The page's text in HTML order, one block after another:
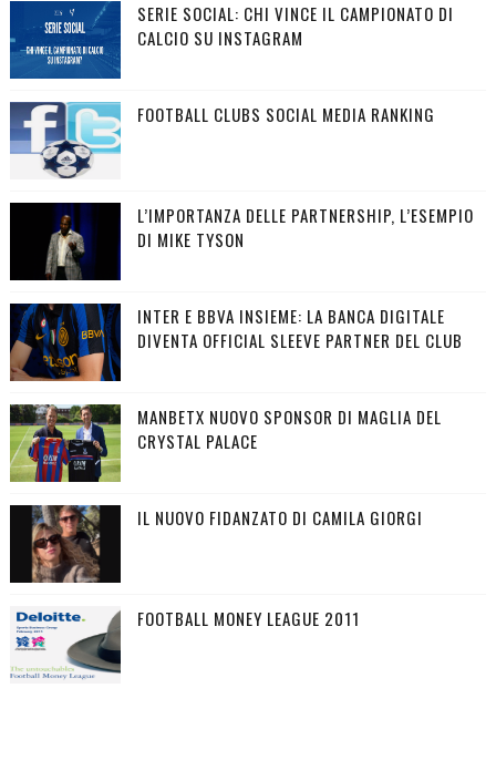
SERIE SOCIAL: CHI VINCE IL CAMPIONATO DI
CALCIO SU INSTAGRAM
FOOTBALL CLUBS SOCIAL MEDIA RANKING
L’IMPORTANZA DELLE PARTNERSHIP, L’ESEMPIO
DI MIKE TYSON
INTER E BBVA INSIEME: LA BANCA DIGITALE
DIVENTA OFFICIAL SLEEVE PARTNER DEL CLUB
MANBETX NUOVO SPONSOR DI MAGLIA DEL
CRYSTAL PALACE
IL NUOVO FIDANZATO DI CAMILA GIORGI
FOOTBALL MONEY LEAGUE 2011